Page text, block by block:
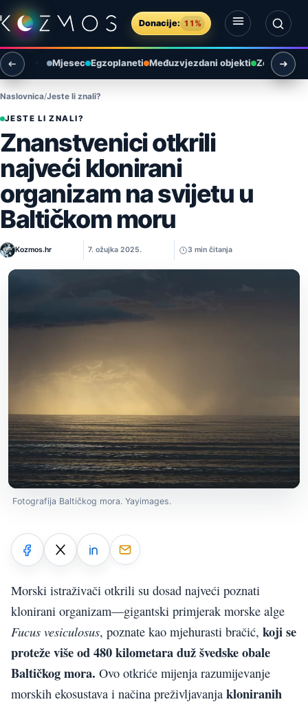
Preskoči na sadržaj
Donacije: 11%
Otvori izbornik
Otvori pretragu
Mjesec Egzoplaneti Međuzvjezdani objekti Zemlja i
Naslovnica Jeste li znali?
JESTE LI ZNALI?
Znanstvenici otkrili
najveći klonirani
organizam na svijetu u
Baltičkom moru
Kozmos.hr 7. ožujka 2025. 3 min čitanja
Fotografija Baltičkog mora. Yayimages.
Morski istraživači otkrili su dosad najveći poznati
klonirani organizam—gigantski primjerak morske alge
Fucus vesiculosus, poznate kao mjehurasti bračić, koji se
proteže više od 480 kilometara duž švedske obale
Baltičkog mora. Ovo otkriće mijenja razumijevanje
morskih ekosustava i načina preživljavanja kloniranih